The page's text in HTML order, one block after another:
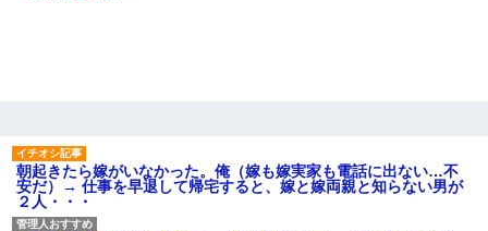
朝起きたら嫁がいなかった。俺（嫁も嫁実家も電話に出ない…不
安だ）→ 仕事を早退して帰宅すると、嫁と嫁両親と知らない男が
２人・・・